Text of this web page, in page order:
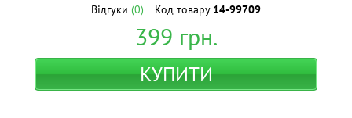
Відгуки (0) Код товару 14-99709
399 грн.
КУПИТИ